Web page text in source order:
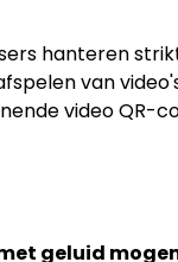
hanteren
van
video QR-
geluid